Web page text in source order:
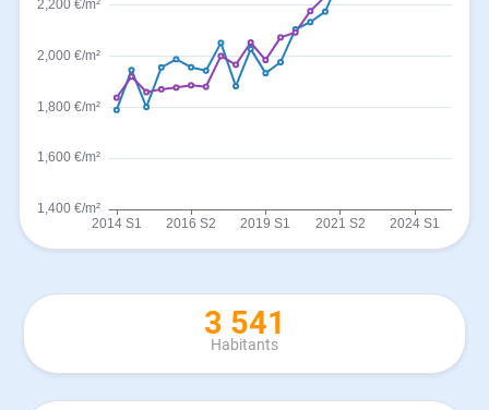
3 541
Habitants